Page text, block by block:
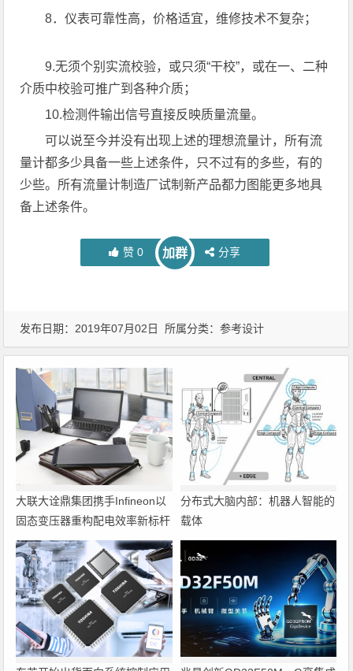
8．仪表可靠性高，价格适宜，维修技术不复杂；
9.无须个别实流校验，或只须“干校”，或在一、二种
介质中校验可推广到各种介质；
10.检测件输出信号直接反映质量流量。
可以说至今并没有出现上述的理想流量计，所有流
量计都多少具备一些上述条件，只不过有的多些，有的
少些。所有流量计制造厂试制新产品都力图能更多地具
备上述条件。
赞 0 加群 分享
发布日期：2019年07月02日 所属分类：参考设计
大联大诠鼎集团携手Infineon以
固态变压器重构配电效率新标杆
分布式大脑内部：机器人智能的
载体